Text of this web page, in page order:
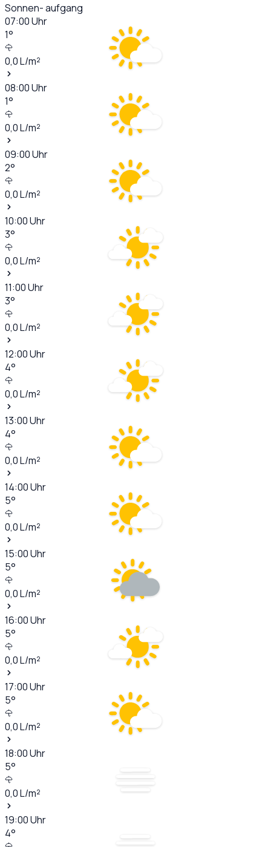
Sonnen- aufgang
07:00Uhr
1°
0,0L/m²
08:00Uhr
1°
0,0L/m²
09:00Uhr
2°
0,0L/m²
10:00Uhr
3°
0,0L/m²
11:00Uhr
3°
0,0L/m²
12:00Uhr
4°
0,0L/m²
13:00Uhr
4°
0,0L/m²
14:00Uhr
5°
0,0L/m²
15:00Uhr
5°
0,0L/m²
16:00Uhr
5°
0,0L/m²
17:00Uhr
5°
0,0L/m²
18:00Uhr
5°
0,0L/m²
19:00Uhr
4°